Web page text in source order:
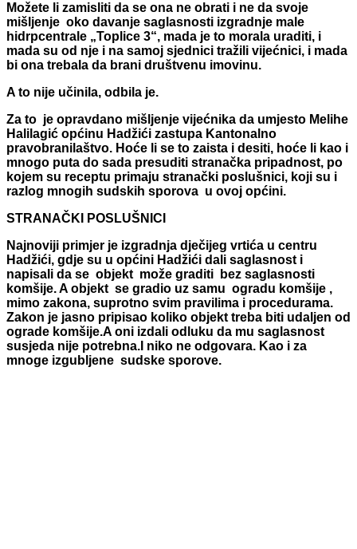
Možete li zamisliti da se ona ne obrati i ne da svoje
mišljenje oko davanje saglasnosti izgradnje male
hidrpcentrale „Toplice 3“, mada je to morala uraditi, i
mada su od nje i na samoj sjednici tražili vijećnici, i mada
bi ona trebala da brani društvenu imovinu.
A to nije učinila, odbila je.
Za to je opravdano mišljenje vijećnika da umjesto Melihe
Halilagić općinu Hadžići zastupa Kantonalno
pravobranilaštvo. Hoće li se to zaista i desiti, hoće li kao i
mnogo puta do sada presuditi stranačka pripadnost, po
kojem su receptu primaju stranački poslušnici, koji su i
razlog mnogih sudskih sporova u ovoj općini.
STRANAČKI POSLUŠNICI
Najnoviji primjer je izgradnja dječijeg vrtića u centru
Hadžići, gdje su u općini Hadžići dali saglasnost i
napisali da se objekt može graditi bez saglasnosti
komšije. A objekt se gradio uz samu ogradu komšije ,
mimo zakona, suprotno svim pravilima i procedurama.
Zakon je jasno pripisao koliko objekt treba biti udaljen od
ograde komšije.A oni izdali odluku da mu saglasnost
susjeda nije potrebna.I niko ne odgovara. Kao i za
mnoge izgubljene sudske sporove.